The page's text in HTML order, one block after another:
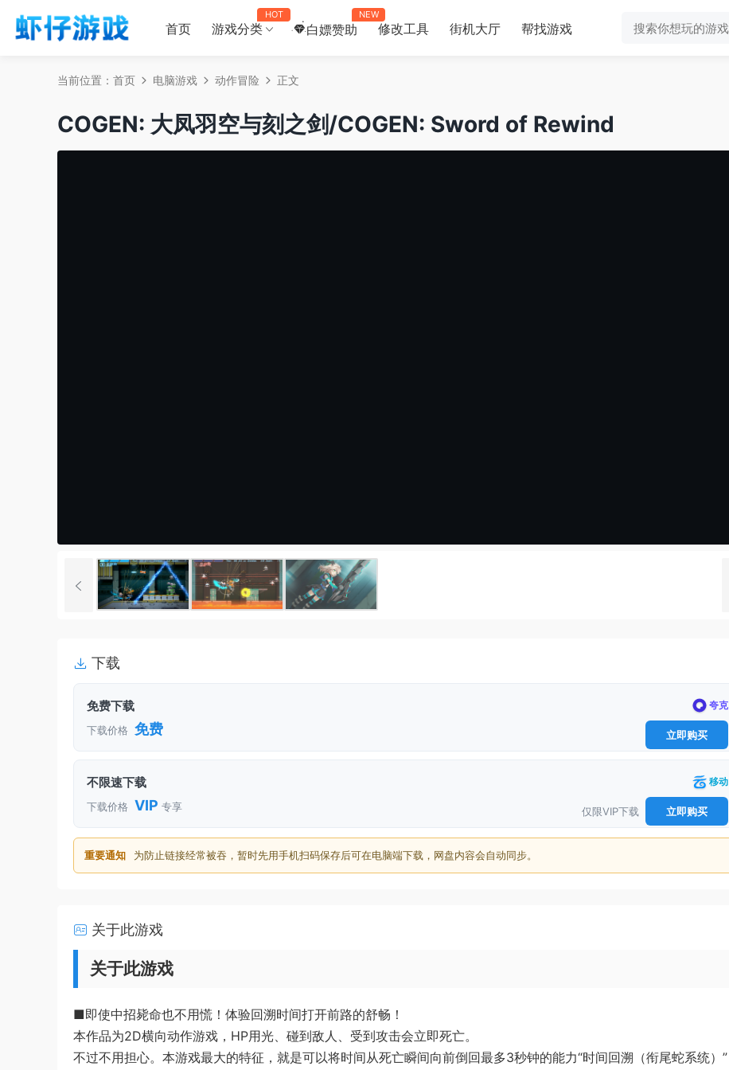
首页 游戏分类
HOT
白嫖赞助
NEW
修改工具 街机大厅 帮找游戏
当前位置： 首页 电脑游戏 动作冒险 正文
COGEN: 大凤羽空与刻之剑/COGEN: Sword of Rewind
下载
免费下载 夸克
下载价格 免费 立即购买
不限速下载 移动
下载价格 VIP 专享 仅限VIP下载 立即购买
重要通知 为防止链接经常被吞，暂时先用手机扫码保存后可在电脑端下载，网盘内容会自动同步。
关于此游戏
关于此游戏
■即使中招毙命也不用慌！体验回溯时间打开前路的舒畅！
本作品为2D横向动作游戏，HP用光、碰到敌人、受到攻击会立即死亡。
不过不用担心。本游戏最大的特征，就是可以将时间从死亡瞬间向前倒回最多3秒钟的能力“时间回溯（衔尾蛇系统）”